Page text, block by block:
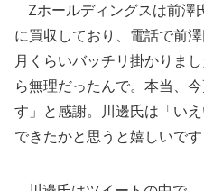
Zホールディングスは前澤
に買収しており、電話で前
月くらいバッチリ掛かりま
ら無理だったんで。本当、
す」と感謝。川邊氏は「い
できたかと思うと嬉しいです